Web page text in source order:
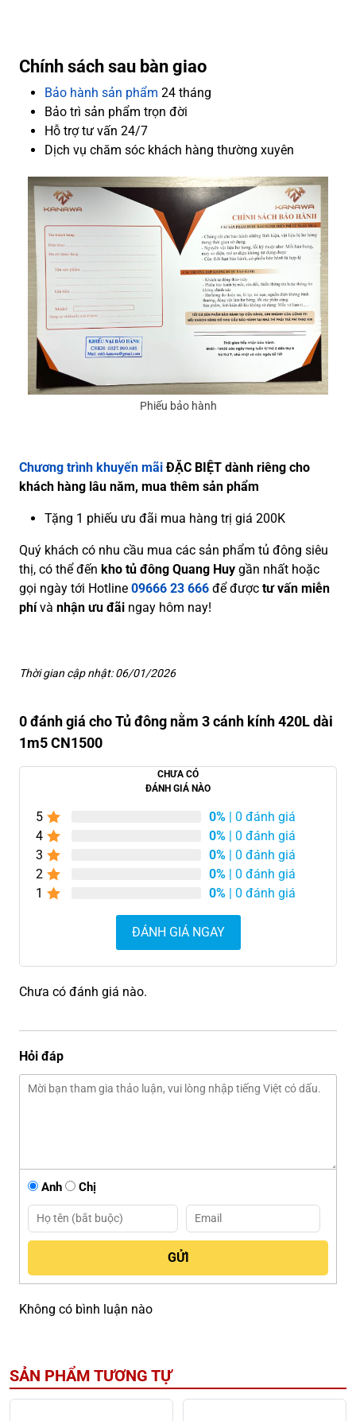
Chính sách sau bàn giao
Bảo hành sản phẩm 24 tháng
Bảo trì sản phẩm trọn đời
Hỗ trợ tư vấn 24/7
Dịch vụ chăm sóc khách hàng thường xuyên
Phiếu bảo hành
Chương trình khuyến mãi ĐẶC BIỆT dành riêng cho
khách hàng lâu năm, mua thêm sản phẩm
Tặng 1 phiếu ưu đãi mua hàng trị giá 200K
Quý khách có nhu cầu mua các sản phẩm tủ đông siêu
thị, có thể đến kho tủ đông Quang Huy gần nhất hoặc
gọi ngày tới Hotline 09666 23 666 để được tư vấn miễn
phívà nhận ưu đãi ngay hôm nay!
Thời gian cập nhật: 06/01/2026
0 đánh giá cho Tủ đông nằm 3 cánh kính 420L dài
1m5 CN1500
CHƯA CÓ
ĐÁNH GIÁ NÀO
5 0% | 0 đánh giá
4
0% | 0 đánh giá
3
0% | 0 đánh giá
2
0% | 0 đánh giá
1
0% | 0 đánh giá
ĐÁNH GIÁ NGAY
Chưa có đánh giá nào.
Hỏi đáp
Anh Chị
Không có bình luận nào
SẢN PHẨM TƯƠNG TỰ